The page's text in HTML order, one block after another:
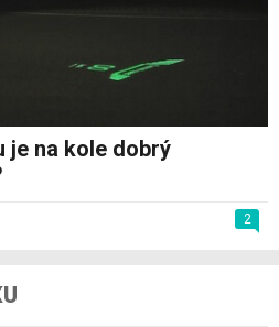
je na kole dobrý
2